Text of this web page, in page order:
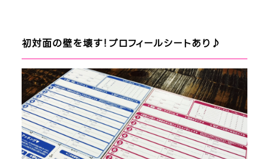
初対面の壁を壊す！プロフィールシートあり♪